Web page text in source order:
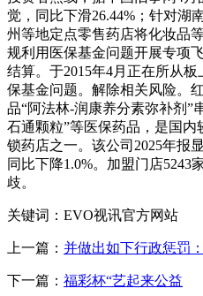
觉，同比下滑26.44%；针对湖
州等地定点零售药店将化妆品
规利用医保基金问题开展专项
结算。于2015年4月正在所从
保基金问题。解除相关风险。
品“阿法林-润康养分素弥补剂”
石通颗粒”等医保药品，是国内
锁药店之一。该公司2025年报
同比下降1.0%。加盟门店5243
歧。
关键词：EVO视讯官方网站
上一篇： 并做出如下行政惩罚
下一篇： 福彩杯“艺起来公益